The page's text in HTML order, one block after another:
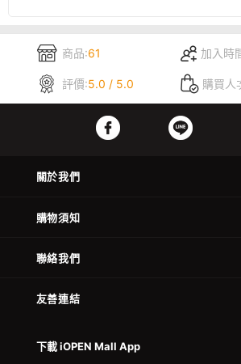
商品:61 加入時
評價:5.0 / 5.0 購買人
關於我們
購物須知
聯絡我們
友善連結
下載 iOPEN Mall App